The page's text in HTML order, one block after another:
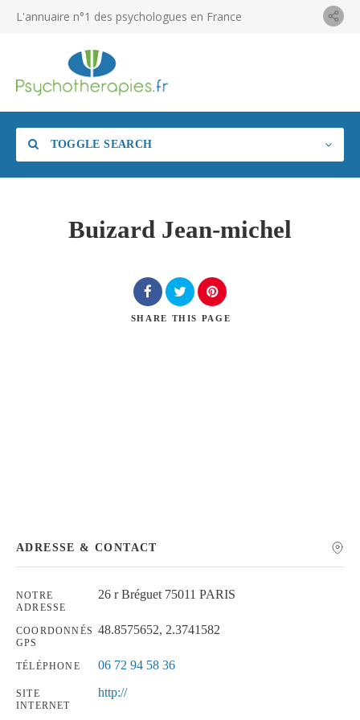
L'annuaire n°1 des psychologues en France
TOGGLE SEARCH
Buizard Jean-michel
SHARE THIS PAGE
ADRESSE & CONTACT
NOTRE
ADRESSE
26 r Bréguet 75011 PARIS
COORDONNÉS
GPS
48.8575652, 2.3741582
TÉLÉPHONE 06 72 94 58 36
SITE
INTERNET
http://